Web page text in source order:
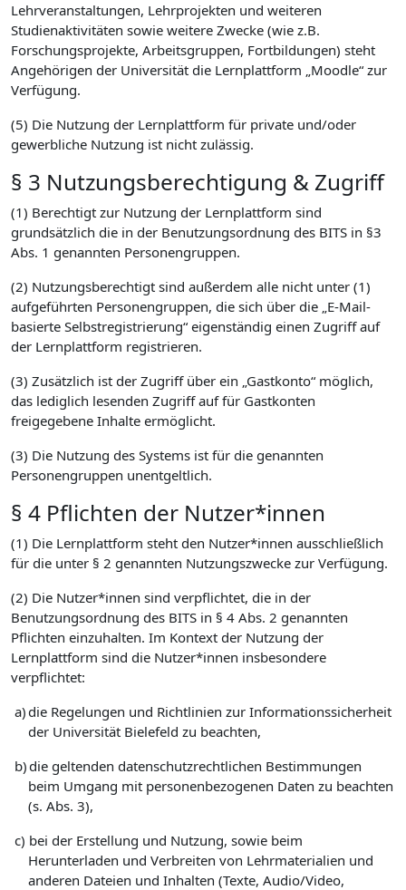
Lehrveranstaltungen, Lehrprojekten und weiteren
Studienaktivitäten sowie weitere Zwecke (wie z.B.
Forschungsprojekte, Arbeitsgruppen, Fortbildungen) steht
Angehörigen der Universität die Lernplattform „Moodle“ zur
Verfügung.
(5) Die Nutzung der Lernplattform für private und/oder
gewerbliche Nutzung ist nicht zulässig.
§ 3 Nutzungsberechtigung & Zugriff
(1) Berechtigt zur Nutzung der Lernplattform sind
grundsätzlich die in der Benutzungsordnung des BITS in §3
Abs. 1 genannten Personengruppen.
(2) Nutzungsberechtigt sind außerdem alle nicht unter (1)
aufgeführten Personengruppen, die sich über die „E-Mail-
basierte Selbstregistrierung“ eigenständig einen Zugriff auf
der Lernplattform registrieren.
(3) Zusätzlich ist der Zugriff über ein „Gastkonto“ möglich,
das lediglich lesenden Zugriff auf für Gastkonten
freigegebene Inhalte ermöglicht.
(3) Die Nutzung des Systems ist für die genannten
Personengruppen unentgeltlich.
§ 4 Pflichten der Nutzer*innen
(1) Die Lernplattform steht den Nutzer*innen ausschließlich
für die unter § 2 genannten Nutzungszwecke zur Verfügung.
(2) Die Nutzer*innen sind verpflichtet, die in der
Benutzungsordnung des BITS in § 4 Abs. 2 genannten
Pflichten einzuhalten. Im Kontext der Nutzung der
Lernplattform sind die Nutzer*innen insbesondere
verpflichtet:
a)die Regelungen und Richtlinien zur Informationssicherheit
der Universität Bielefeld zu beachten,
b)die geltenden datenschutzrechtlichen Bestimmungen
beim Umgang mit personenbezogenen Daten zu beachten
(s. Abs. 3),
c) bei der Erstellung und Nutzung, sowie beim
Herunterladen und Verbreiten von Lehrmaterialien und
anderen Dateien und Inhalten (Texte, Audio/Video,